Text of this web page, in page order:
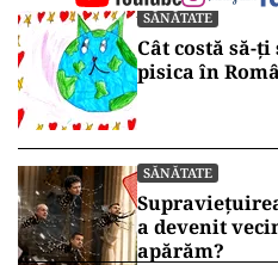
SĂNĂTATE
Cât costă să-
pisica în
SĂNĂTATE
a devenit
apărăm?